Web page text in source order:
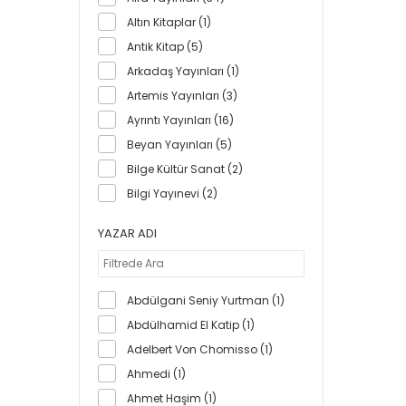
21,00 x 24,00 cm (1)
24,00 x 24,00 cm (1)
25,00 x 25,00 cm (2)
26,00 x 26,00 cm (1)
Normal Boy (7)
158 (1)
160 (10)
164 (3)
165 (1)
166 (1)
168 (6)
171 (1)
172 (2)
176 (13)
180 (4)
189 (1)
190 (1)
191 (1)
192 (10)
Altın Kitaplar (1)
Antik Kitap (5)
Arkadaş Yayınları (1)
Artemis Yayınları (3)
Ayrıntı Yayınları (16)
Beyan Yayınları (5)
Bilge Kültür Sanat (2)
Bilgi Yayınevi (2)
Can Yayınları (40)
Cem Yayınevi (3)
Doğan Kitap (4)
Domingo Yayınevi (1)
YAZAR ADI
Abdülgani Seniy Yurtman (1)
Abdülhamid El Katip (1)
Adelbert Von Chomisso (1)
Ahmedi (1)
Ahmet Haşim (1)